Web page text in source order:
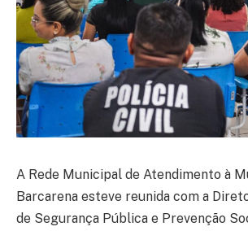
A Rede Municipal de Atendimento à
Barcarena esteve reunida com a
de Segurança Pública e Prevenção